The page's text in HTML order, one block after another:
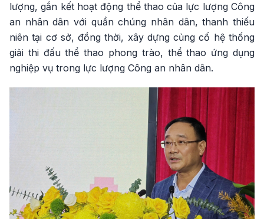
lượng, gắn kết hoạt động thể thao của lực lượng Công
an nhân dân với quần chúng nhân dân, thanh thiếu
niên tại cơ sở, đồng thời, xây dựng củng cố hệ thống
giải thi đấu thể thao phong trào, thể thao ứng dụng
nghiệp vụ trong lực lượng Công an nhân dân.